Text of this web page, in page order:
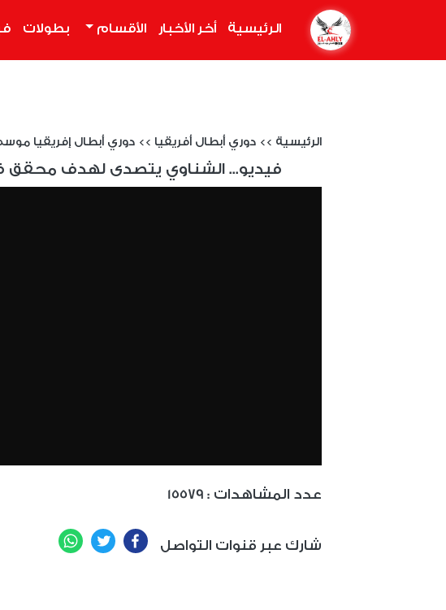
الرئيسية أخر الأخبار الأقسام بطولات
الرئيسية >> دوري أبطال أفريقيا >> دوري أبطال إفريقيا موسم 2023-
فيديو... الشناوي يتصدى لهدف محقق في
15579 : عدد المشاهدات
شارك عبر قنوات التواصل Facebook
Twitter
WhatsApp